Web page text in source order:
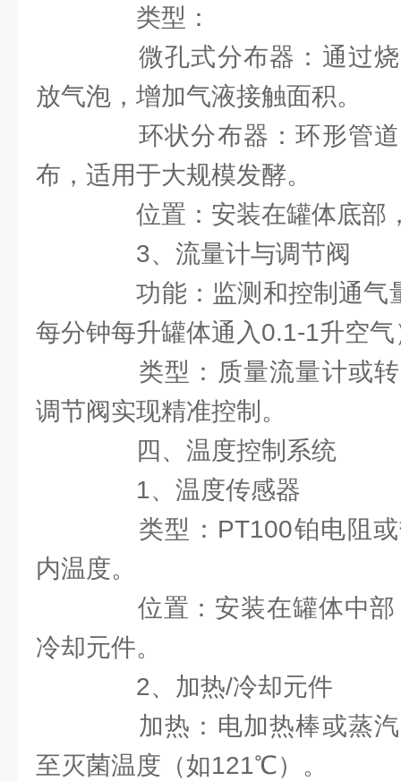
类型：
微孔式分布器：通过烧
放气泡，增加气液接触面积。
环状分布器：环形管道
布，适用于大规模发酵。
位置：安装在罐体底部
3、流量计与调节阀
功能：监测和控制通气
每分钟每升罐体通入0.1-1升空气
类型：质量流量计或转
调节阀实现精准控制。
四、温度控制系统
1、温度传感器
类型：PT100铂电阻或
内温度。
位置：安装在罐体中部
冷却元件。
2、加热/冷却元件
加热：电加热棒或蒸汽
至灭菌温度（如121℃）。